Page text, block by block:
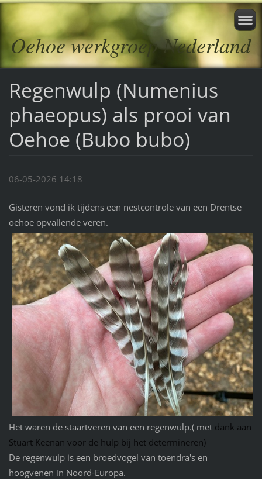
Oehoe werkgroep Nederland
Regenwulp (Numenius
phaeopus) als prooi van
Oehoe (Bubo bubo)
06-05-2026 14:18
Gisteren vond ik tijdens een nestcontrole van een Drentse
oehoe opvallende veren.
Het waren de staartveren van een regenwulp.( met dank aan
Stuart Keenan voor de hulp bij het determineren)
De regenwulp is een broedvogel van toendra's en
hoogvenen in Noord-Europa.